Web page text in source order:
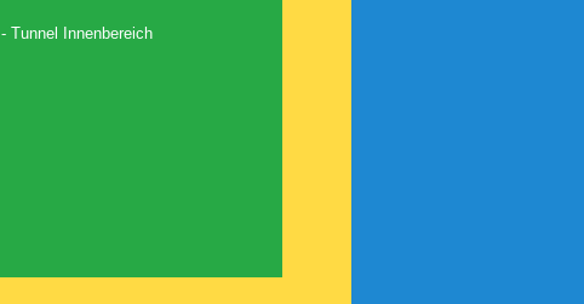
- Tunnel Innenbereich